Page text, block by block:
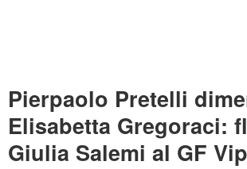
Pierpaolo Pretelli
Elisabetta Gregoraci:
Giulia Salemi al GF Vip